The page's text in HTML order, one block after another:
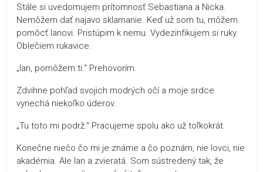
Stále si uvedomujem prítomnosť Sebastiana a Nicka.
Nemôžem dať najavo sklamanie. Keď už som tu, môžem
pomôcť Ianovi. Pristúpim k nemu. Vydezinfikujem si ruky.
Oblečiem rukavice.
„Ian, pomôžem ti.“ Prehovorím.
Zdvihne pohľad svojich modrých očí a moje srdce
vynechá niekoľko úderov.
„Tu toto mi podrž.“ Pracujeme spolu ako už toľkokrát.
Konečne niečo čo mi je známe a čo poznám, nie lovci, nie
akadémia. Ale Ian a zvieratá. Som sústredený tak, že